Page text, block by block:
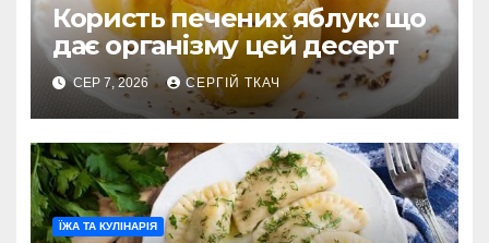
Користь печених яблук: що
дає організму цей десерт
СЕР 7, 2026 СЕРГІЙ ТКАЧ
ЇЖА ТА КУЛІНАРІЯ